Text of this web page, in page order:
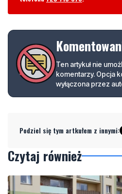
Ten artykuł nie
wyłączona przez
Podziel się tym artkułem z innymi: